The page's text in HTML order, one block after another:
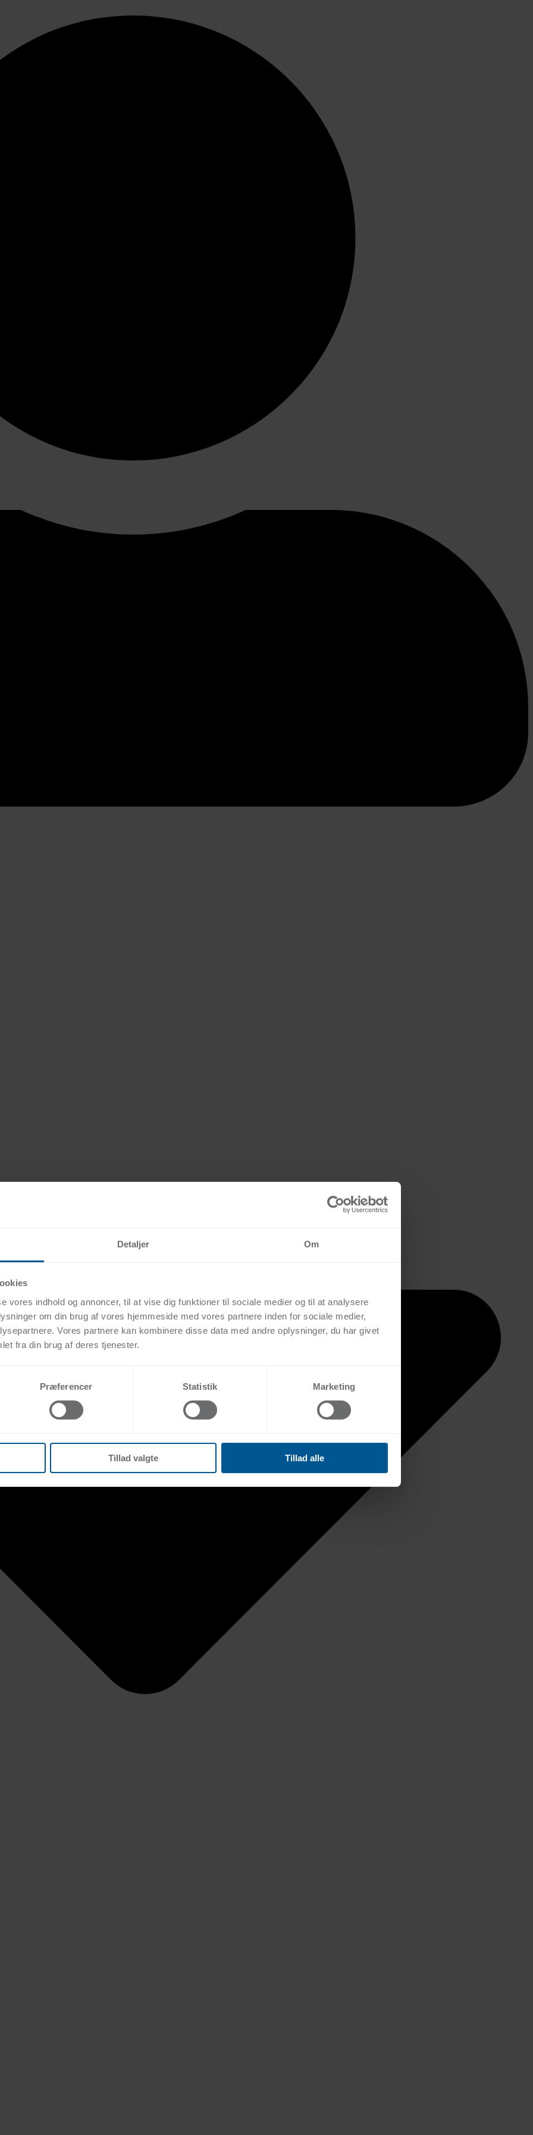
Detaljer Om
vores indhold og annoncer, til at vise dig funktioner til sociale medier og til at analysere
om din brug af vores hjemmeside med vores partnere inden for sociale medier,
Vores partnere kan kombinere disse data med andre oplysninger, du har givet
fra din brug af deres tjenester.
Præferencer Statistik Marketing
Tillad valgte Tillad alle